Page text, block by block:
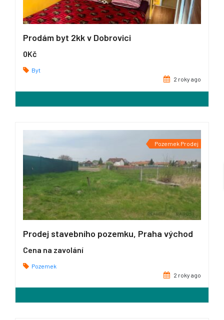
Prodám byt 2kk v Dobrovici
0Kč
Byt
2 roky ago
Pozemek Prodej
Prodej stavebního pozemku, Praha východ
Cena na zavolání
Pozemek
2 roky ago